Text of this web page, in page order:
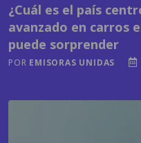
¿Cuál es el país
avanzado en carros
puede sorprender
POR EMISORAS UNIDAS